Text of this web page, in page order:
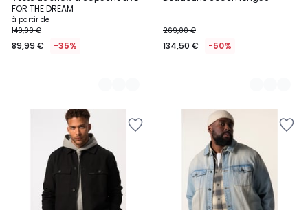
FOR THE DREAM
à partir de
140,00 €
89,99 € -35%
269,00 €
134,50 € -50%